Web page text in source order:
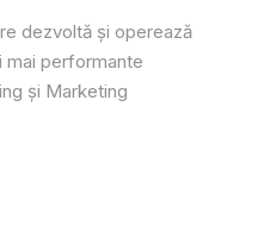
dezvoltă și operează
mai performante
și Marketing